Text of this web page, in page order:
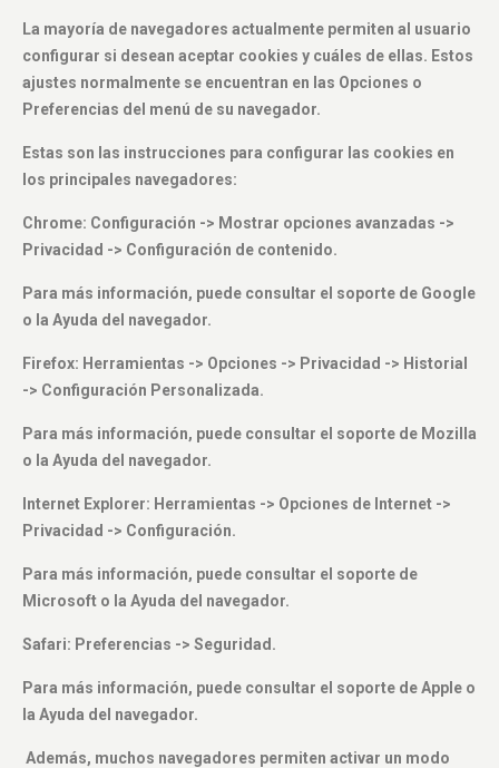
La mayoría de navegadores actualmente permiten al usuario
configurar si desean aceptar cookies y cuáles de ellas. Estos
ajustes normalmente se encuentran en las Opciones o
Preferencias del menú de su navegador.
Estas son las instrucciones para configurar las cookies en
los principales navegadores:
Chrome: Configuración -> Mostrar opciones avanzadas ->
Privacidad -> Configuración de contenido.
Para más información, puede consultar el soporte de Google
o la Ayuda del navegador.
Firefox: Herramientas -> Opciones -> Privacidad -> Historial
-> Configuración Personalizada.
Para más información, puede consultar el soporte de Mozilla
o la Ayuda del navegador.
Internet Explorer: Herramientas -> Opciones de Internet ->
Privacidad -> Configuración.
Para más información, puede consultar el soporte de
Microsoft o la Ayuda del navegador.
Safari: Preferencias -> Seguridad.
Para más información, puede consultar el soporte de Apple o
la Ayuda del navegador.
Además, muchos navegadores permiten activar un modo